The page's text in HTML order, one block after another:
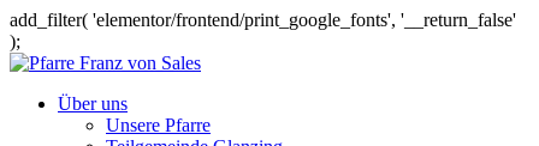
add_filter( 'elementor/frontend/print_google_fonts', '__return_false'
);
Über uns
Unsere Pfarre